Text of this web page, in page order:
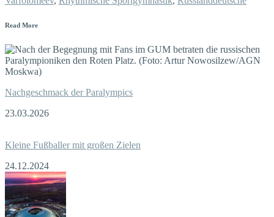
Read More
Nachgeschmack der Paralympics
23.03.2026
Kleine Fußballer mit großen Zielen
24.12.2024